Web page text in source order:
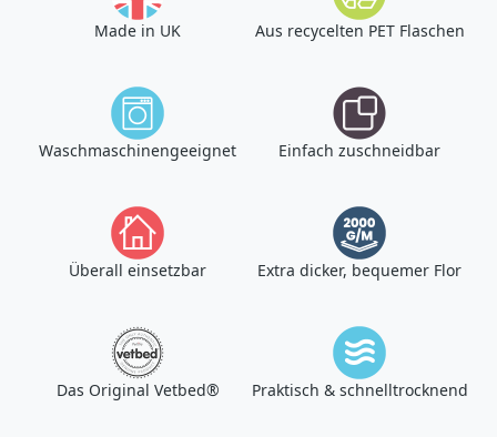
Made in UK Aus recycelten PET Flaschen
Waschmaschinengeeignet Einfach zuschneidbar
Überall einsetzbar Extra dicker, bequemer Flor
Das Original Vetbed® Praktisch & schnelltrocknend